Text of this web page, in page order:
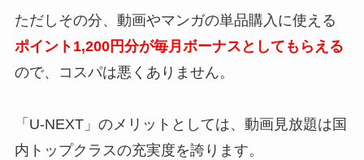
ただしその分、動画やマンガの単品購入に使える
ポイント1,200円分が毎月ボーナスとしてもらえる
ので、コスパは悪くありません。
「U-NEXT」のメリットとしては、動画見放題は国
内トップクラスの充実度を誇ります。